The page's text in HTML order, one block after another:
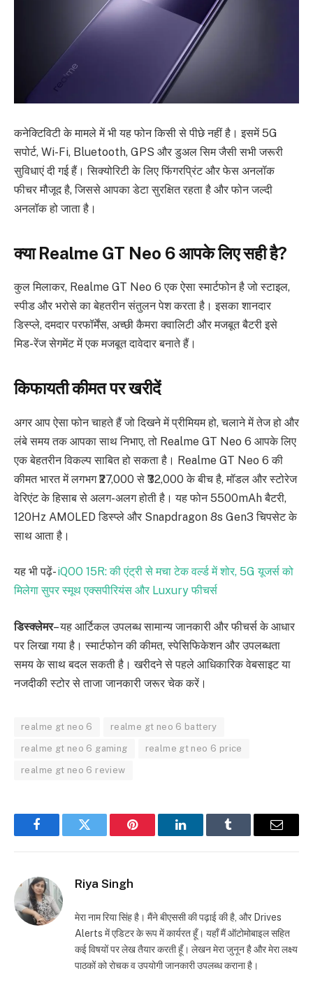
कनेक्टिविटी के मामले में भी यह फोन किसी से पीछे नहीं है। इसमें 5G
सपोर्ट, Wi-Fi, Bluetooth, GPS और डुअल सिम जैसी सभी जरूरी
सुविधाएं दी गई हैं। सिक्योरिटी के लिए फिंगरप्रिंट और फेस अनलॉक
फीचर मौजूद है, जिससे आपका डेटा सुरक्षित रहता है और फोन जल्दी
अनलॉक हो जाता है।
क्या Realme GT Neo 6 आपके लिए सही है?
कुल मिलाकर, Realme GT Neo 6 एक ऐसा स्मार्टफोन है जो स्टाइल,
स्पीड और भरोसे का बेहतरीन संतुलन पेश करता है। इसका शानदार
डिस्प्ले, दमदार परफॉर्मेंस, अच्छी कैमरा क्वालिटी और मजबूत बैटरी इसे
मिड-रेंज सेगमेंट में एक मजबूत दावेदार बनाते हैं।
किफायती कीमत पर खरीदें
अगर आप ऐसा फोन चाहते हैं जो दिखने में प्रीमियम हो, चलाने में तेज हो और
लंबे समय तक आपका साथ निभाए, तो Realme GT Neo 6 आपके लिए
एक बेहतरीन विकल्प साबित हो सकता है। Realme GT Neo 6 की
कीमत भारत में लगभग ₹27,000 से ₹32,000 के बीच है, मॉडल और स्टोरेज
वेरिएंट के हिसाब से अलग-अलग होती है। यह फोन 5500mAh बैटरी,
120Hz AMOLED डिस्प्ले और Snapdragon 8s Gen3 चिपसेट के
साथ आता है।
यह भी पढ़ें-iQOO 15R: की एंट्री से मचा टेक वर्ल्ड में शोर, 5G यूजर्स को
मिलेगा सुपर स्मूथ एक्सपीरियंस और Luxury फीचर्स
डिस्क्लेमर– यह आर्टिकल उपलब्ध सामान्य जानकारी और फीचर्स के आधार
पर लिखा गया है। स्मार्टफोन की कीमत, स्पेसिफिकेशन और उपलब्धता
समय के साथ बदल सकती है। खरीदने से पहले आधिकारिक वेबसाइट या
नजदीकी स्टोर से ताजा जानकारी जरूर चेक करें।
realme gt neo 6 realme gt neo 6 battery
realme gt neo 6 gaming realme gt neo 6 price
realme gt neo 6 review
FacebookTwitter Pinterest LinkedInTumblr Email
Riya Singh
मेरा नाम रिया सिंह है। मैंने बीएससी की पढ़ाई की है, और Drives
Alerts में एडिटर के रूप में कार्यरत हूँ। यहाँ मैं ऑटोमोबाइल सहित
कई विषयों पर लेख तैयार करती हूँ। लेखन मेरा जुनून है और मेरा लक्ष्य
पाठकों को रोचक व उपयोगी जानकारी उपलब्ध कराना है।